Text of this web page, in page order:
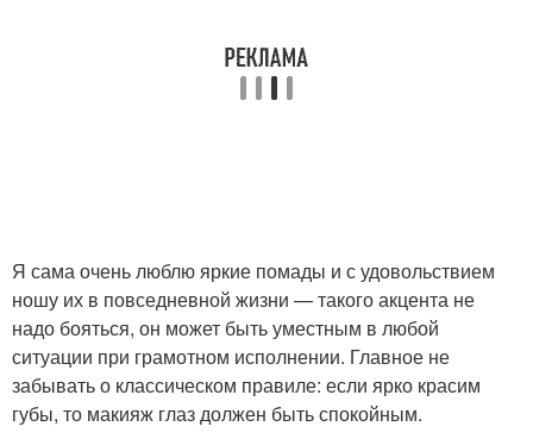
Я сама очень люблю яркие помады и с удовольствием
ношу их в повседневной жизни — такого акцента не
надо бояться, он может быть уместным в любой
ситуации при грамотном исполнении. Главное не
забывать о классическом правиле: если ярко красим
губы, то макияж глаз должен быть спокойным.